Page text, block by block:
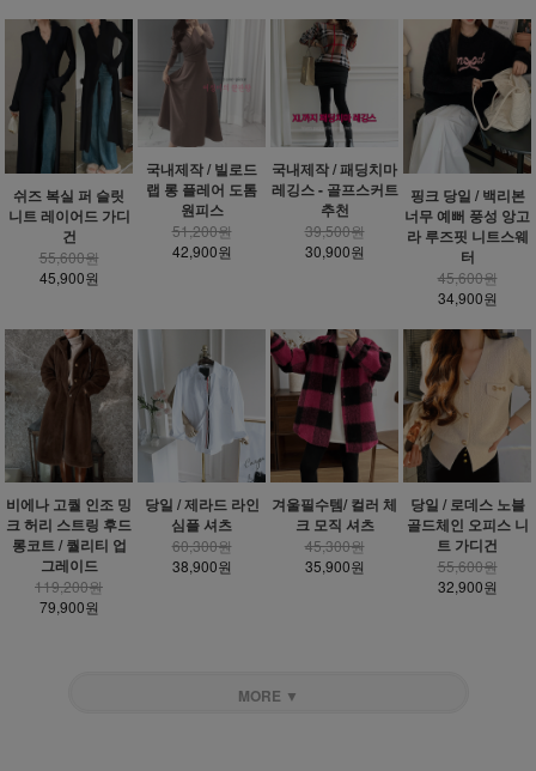
쉬즈 복실 퍼 슬릿
니트 레이어드 가디
건
55,600원
45,900원
국내제작 / 빌로드
랩 롱 플레어 도톰
원피스
51,200원
42,900원
국내제작 / 패딩치마
레깅스 - 골프스커트
추천
39,500원
30,900원
핑크 당일 / 백리본
너무 예뻐 풍성 앙고
라 루즈핏 니트스웨
터
45,600원
34,900원
비에나 고퀄 인조 밍
크 허리 스트링 후드
롱코트 / 퀄리티 업
그레이드
119,200원
79,900원
당일 / 제라드 라인
심플 셔츠
60,300원
38,900원
겨울필수템/ 컬러 체
크 모직 셔츠
45,300원
35,900원
당일 / 로데스 노블
골드체인 오피스 니
트 가디건
55,600원
32,900원
MORE ▼